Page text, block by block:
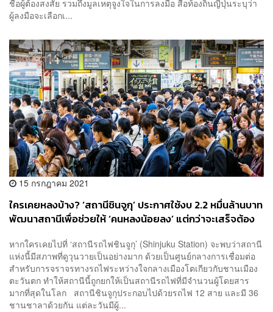
ชื่อผู้ต้องสงสัย รวมถึงมูลเหตุจูงใจในการลงมือ สื่อท้องถิ่นญี่ปุ่นระบุว่า
ผู้ลงมือจะเลือกเ...
15 กรกฎาคม 2021
ใครเคยหลงบ้าง? ‘สถานีชินจูกุ’ ประกาศใช้งบ 2.2 หมื่นล้านบาท
พัฒนาสถานีเพื่อช่วยให้ ‘คนหลงน้อยลง’ แต่กว่าจะเสร็จต้อง
หากใครเคยไปที่ ‘สถานีรถไฟชินจูกุ’ (Shinjuku Station) จะพบว่าสถานี
แห่งนี้มีสภาพที่ดูวุนวายเป็นอย่างมาก ด้วยเป็นศูนย์กลางการเชื่อมต่อ
สำหรับการจราจรทางรถไฟระหว่างใจกลางเมืองโตเกียวกับชานเมือง
ตะวันตก ทำให้สถานีนี้ถูกยกให้เป็นสถานีรถไฟที่มีจำนวนผู้โดยสาร
มากที่สุดในโลก สถานีชินจูกุประกอบไปด้วยรถไฟ 12 สาย และมี 36
ชานชาลาด้วยกัน แต่ละวันมีผู้...